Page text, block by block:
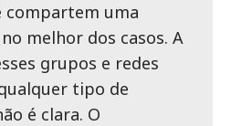
compartem uma
melhor dos casos. A
grupos e redes
tipo de
é clara. O